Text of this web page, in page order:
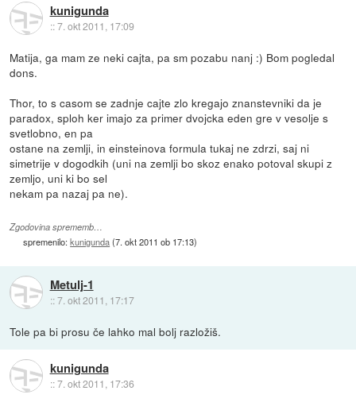
kunigunda
::7. okt 2011, 17:09
Matija, ga mam ze neki cajta, pa sm pozabu nanj :) Bom pogledal
dons.
Thor, to s casom se zadnje cajte zlo kregajo znanstevniki da je
paradox, sploh ker imajo za primer dvojcka eden gre v vesolje s
svetlobno, en pa
ostane na zemlji, in einsteinova formula tukaj ne zdrzi, saj ni
simetrije v dogodkih (uni na zemlji bo skoz enako potoval skupi z
zemljo, uni ki bo sel
nekam pa nazaj pa ne).
Zgodovina sprememb…
spremenilo:kunigunda(7. okt 2011 ob 17:13)
Metulj-1
::7. okt 2011, 17:17
Tole pa bi prosu če lahko mal bolj razložiš.
kunigunda
::7. okt 2011, 17:36